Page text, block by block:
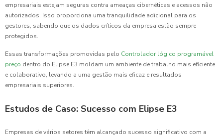
empresariais estejam seguras contra ameaças cibernéticas e acessos não
autorizados. Isso proporciona uma tranquilidade adicional para os
gestores, sabendo que os dados críticos da empresa estão sempre
protegidos.
Essas transformações promovidas pelo Controlador lógico programável
preço dentro do Elipse E3 moldam um ambiente de trabalho mais eficiente
e colaborativo, levando a uma gestão mais eficaz e resultados
empresariais superiores.
Estudos de Caso: Sucesso com Elipse E3
Empresas de vários setores têm alcançado sucesso significativo com a